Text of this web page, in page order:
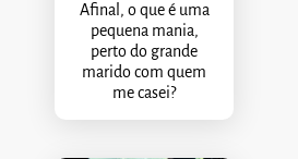
Afinal, o que é uma
pequena mania,
perto do grande
marido com quem
me casei?